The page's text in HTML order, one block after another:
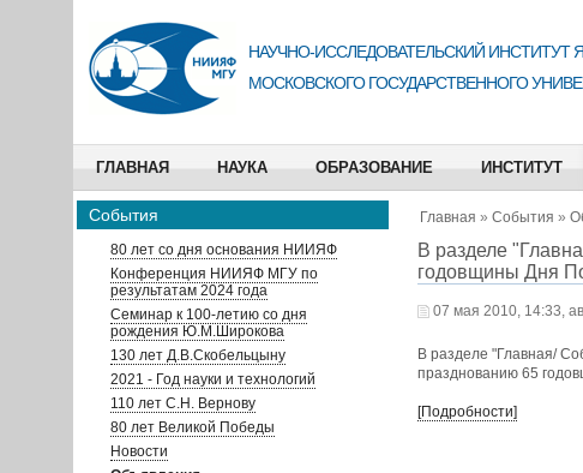
НАУЧНО-ИССЛЕДОВАТЕЛЬСКИЙ ИНСТИТУТ
МОСКОВСКОГО ГОСУДАРСТВЕННОГО
ГЛАВНАЯ НАУКА ОБРАЗОВАНИЕ ИНСТИТУТ
События
80 лет со дня основания НИИЯФ
Конференция НИИЯФ МГУ по
результатам 2024 года
Семинар к 100-летию со дня
рождения Ю.М.Широкова
130 лет Д.В.Скобельцыну
2021 - Год науки и технологий
110 лет С.Н. Вернову
80 лет Великой Победы
Новости
Главная » События »
В разделе
годовщины Дня
07 мая 2010, 14:33,
В разделе "Главная/
празднованию 65
[Подробности]